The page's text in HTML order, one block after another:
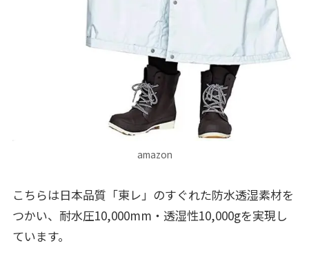
amazon
こちらは日本品質「東レ」のすぐれた防水透湿素材を
つかい、耐水圧10,000mm・透湿性10,000gを実現し
ています。